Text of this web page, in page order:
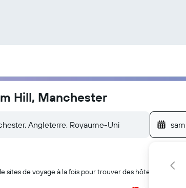
Hill, Manchester
sites de voyage à la fois pour trouver des hôtels à